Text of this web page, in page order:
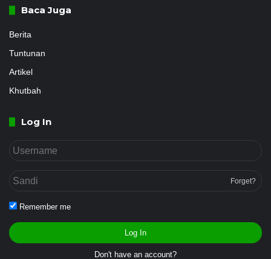
Baca Juga
Berita
Tuntunan
Artikel
Khutbah
Log In
Forget?
Remember me
Log In
Don't have an account?